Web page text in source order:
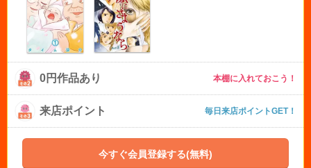
0円作品あり 本棚に入れておこう！
来店ポイント 毎日来店ポイントGET！
今すぐ会員登録する(無料)